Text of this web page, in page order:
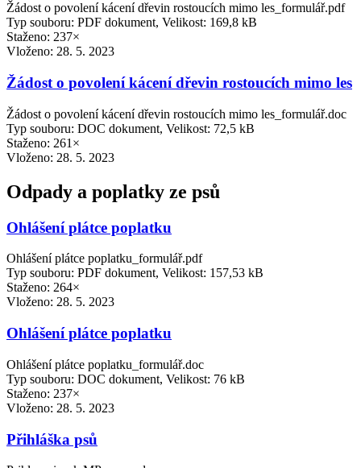
Žádost o povolení kácení dřevin rostoucích mimo les_formulář.pdf
Typ souboru: PDF dokument, Velikost: 169,8 kB
Staženo: 237×
Vloženo: 28. 5. 2023
Žádost o povolení kácení dřevin rostoucích mimo les
Žádost o povolení kácení dřevin rostoucích mimo les_formulář.doc
Typ souboru: DOC dokument, Velikost: 72,5 kB
Staženo: 261×
Vloženo: 28. 5. 2023
Odpady a poplatky ze psů
Ohlášení plátce poplatku
Ohlášení plátce poplatku_formulář.pdf
Typ souboru: PDF dokument, Velikost: 157,53 kB
Staženo: 264×
Vloženo: 28. 5. 2023
Ohlášení plátce poplatku
Ohlášení plátce poplatku_formulář.doc
Typ souboru: DOC dokument, Velikost: 76 kB
Staženo: 237×
Vloženo: 28. 5. 2023
Přihláška psů